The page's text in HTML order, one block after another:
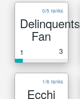
0/5 ranks
Delinquents
Fan
1 3
1/6 ranks
Ecchi